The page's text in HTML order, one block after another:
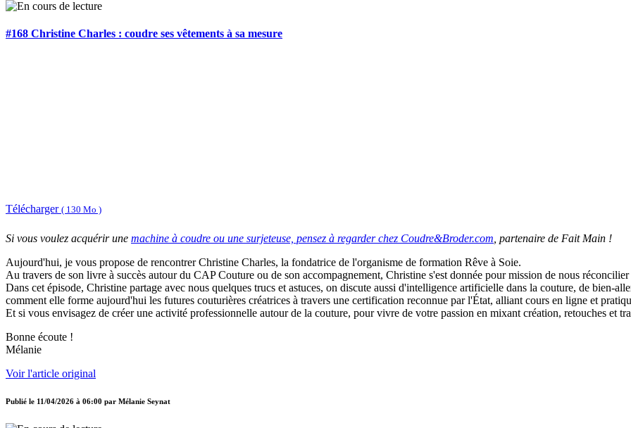
#168 Christine Charles : coudre ses vêtements à sa mesure
Télécharger ( 130 Mo )
Si vous voulez acquérir une machine à coudre ou une surjeteuse, pensez à regarder chez Coudre&Broder.com , partenaire de Fait Main !
Aujourd'hui, je vous propose de rencontrer Christine Charles, la fondatrice de l'organisme de formation Rêve à Soie.
Au travers de son livre à succès autour du CAP Couture ou de son accompagnement, Christine s'est donnée pour mission de nous
Dans cet épisode, Christine partage avec nous quelques trucs et astuces, on discute aussi d'intelligence artificielle dans la couture, de bien-
comment elle forme aujourd'hui les futures couturières créatrices à travers une certification reconnue par l'État, alliant cours en ligne et
Et si vous envisagez de créer une activité professionnelle autour de la couture, pour vivre de votre passion en mixant création, retouches et
Bonne écoute !
Mélanie
Voir l'article original
Publié le 11/04/2026 à 06:00 par Mélanie Seynat